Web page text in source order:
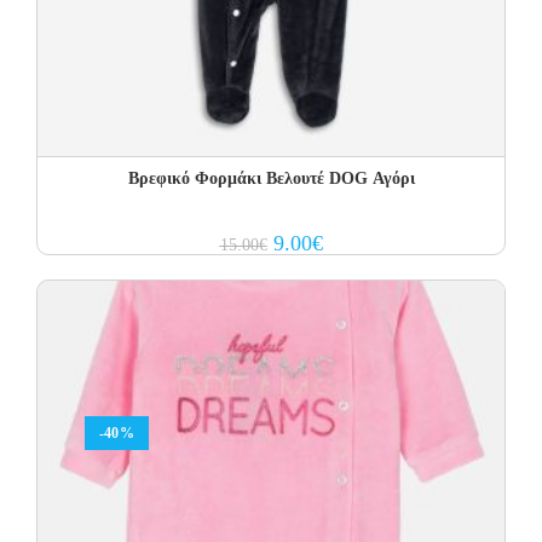
Βρεφικό Φορμάκι Βελουτέ DOG Αγόρι
15.00€ Original
price
9.00€Current
price
-40%